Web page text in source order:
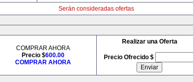
Serán consideradas ofertas
COMPRAR AHORA
Precio $600.00
COMPRAR AHORA
Realizar una Oferta
Precio Ofrecido $